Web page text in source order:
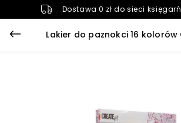
Dostawa 0 zł do sieci księgarń